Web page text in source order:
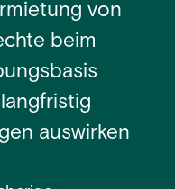
von
beim
auswirken